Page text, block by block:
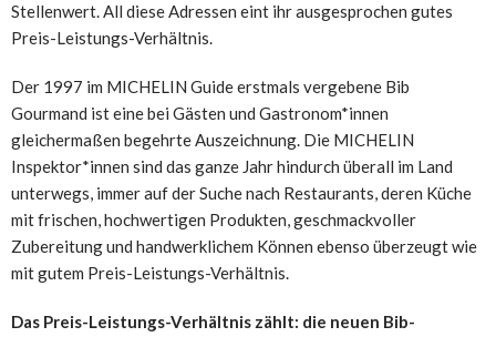
Stellenwert. All diese Adressen eint ihr ausgesprochen gutes
Preis-Leistungs-Verhältnis.
Der 1997 im MICHELIN Guide erstmals vergebene Bib
Gourmand ist eine bei Gästen und Gastronom*innen
gleichermaßen begehrte Auszeichnung. Die MICHELIN
Inspektor*innen sind das ganze Jahr hindurch überall im Land
unterwegs, immer auf der Suche nach Restaurants, deren Küche
mit frischen, hochwertigen Produkten, geschmackvoller
Zubereitung und handwerklichem Können ebenso überzeugt wie
mit gutem Preis-Leistungs-Verhältnis.
Das Preis-Leistungs-Verhältnis zählt: die neuen Bib-